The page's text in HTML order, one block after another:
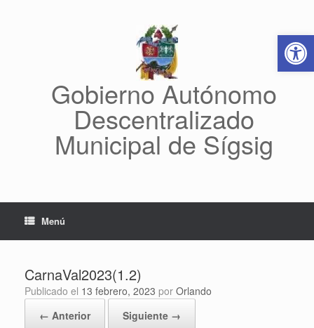
Abrir
Gobierno Autónomo
Descentralizado
Municipal de Sígsig
Menú
CarnaVal2023(1.2)
Publicado el 13 febrero, 2023 por Orlando
← Anterior
Siguiente →